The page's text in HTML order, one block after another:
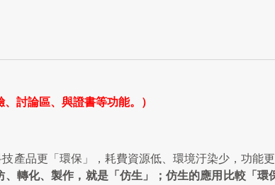
討論區、與證書等功能。）
產品更「環保」，耗費資源低、環境汙染少，功能
、轉化、製作，就是「仿生」；仿生的應用比較「環